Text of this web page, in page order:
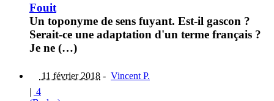
Fouit
Un toponyme de sens fuyant. Est-il gascon ?
Serait-ce une adaptation d'un terme français ?
Je ne (…)
11 février 2018 - Vincent P.
| 4